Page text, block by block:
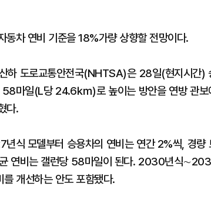
차 연비 기준을 18%가량 상향할 전망이다.
하 도로교통안전국(NHTSA)은 28일(현지시간)
마일(L당 24.6㎞)로 높이는 방안을 연방 관보
다.
식 모델부터 승용차의 연비는 연간 2%씩, 경량
연비는 갤런당 58마일이 된다. 2030년식
개선하는 안도 포함됐다.